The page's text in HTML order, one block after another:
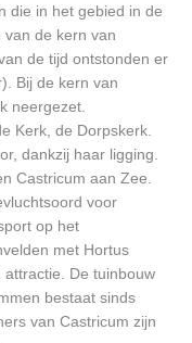
die in het gebied in de
van de kern van
de tijd ontstonden er
Bij de kern van
neergezet.
Kerk, de Dorpskerk.
dankzij haar ligging.
Castricum aan Zee.
voor
op het
met Hortus
De tuinbouw
bestaat sinds
van Castricum zijn